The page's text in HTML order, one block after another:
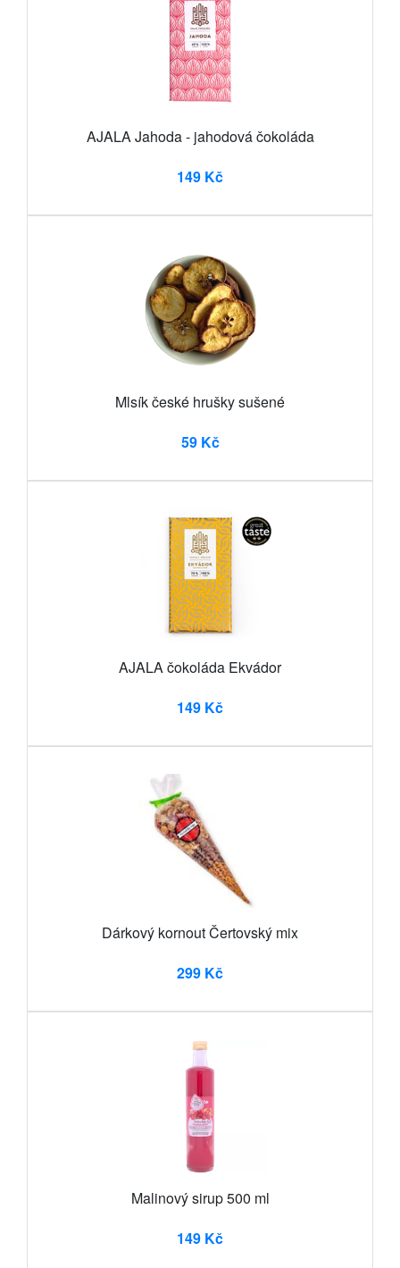
AJALA Jahoda - jahodová čokoláda
149 Kč
Mlsík české hrušky sušené
59 Kč
AJALA čokoláda Ekvádor
149 Kč
Dárkový kornout Čertovský mix
299 Kč
Malinový sirup 500 ml
149 Kč